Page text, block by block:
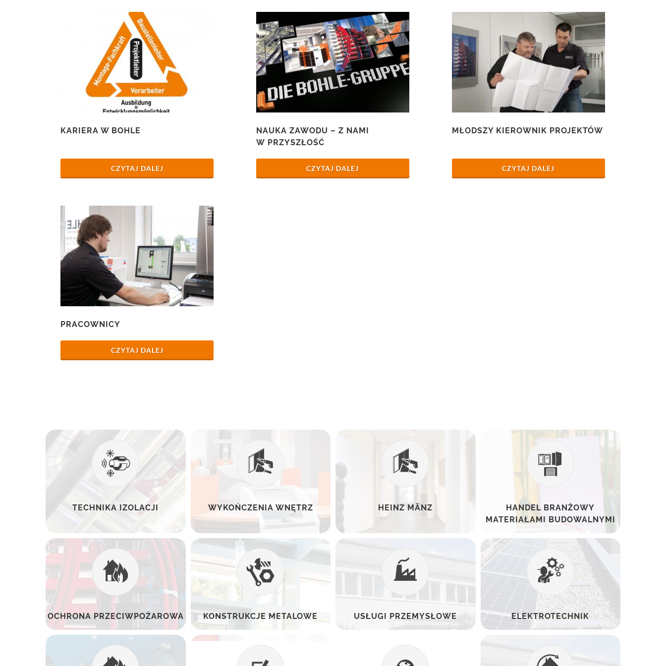
KARIERA W BOHLE
CZYTAJ DALEJ
NAUKA ZAWODU – Z NAMI
W PRZYSZŁOŚĆ
CZYTAJ DALEJ
MŁODSZY KIEROWNIK PROJEKTÓW
CZYTAJ DALEJ
PRACOWNICY
CZYTAJ DALEJ
TECHNIKA IZOLACJI WYKOŃCZENIA WNĘTRZ HEINZ MÄNZ
HANDEL BRANŻOWY
MATERIAŁAMI BUDOWALNYMI
OCHRONA PRZECIWPOŻAROWA KONSTRUKCJE METALOWE USŁUGI PRZEMYSŁOWE ELEKTROTECHNIK